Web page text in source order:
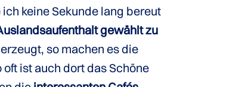
keine Sekunde lang bereut
gewählt zu
so machen es die
ist auch dort das Schöne